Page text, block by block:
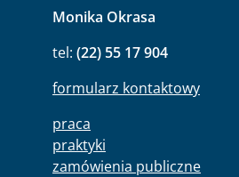
Monika Okrasa
tel: (22) 55 17 904
formularz kontaktowy
praca
praktyki
zamówienia publiczne